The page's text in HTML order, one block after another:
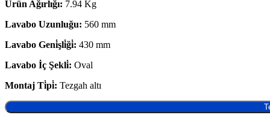
Ürün Ağırlığı: 7.94 Kg
Lavabo Uzunluğu: 560 mm
Lavabo Geni̇şli̇ği̇: 430 mm
Lavabo İç Şekli̇: Oval
Montaj Ti̇pi̇: Tezgah altı